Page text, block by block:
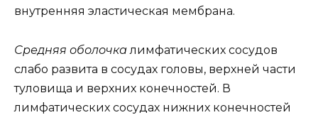
внутренняя эластическая мембрана.
Средняя оболочка лимфатических сосудов
слабо развита в сосудах головы, верхней части
туловища и верхних конечностей. В
лимфатических сосудах нижних конечностей